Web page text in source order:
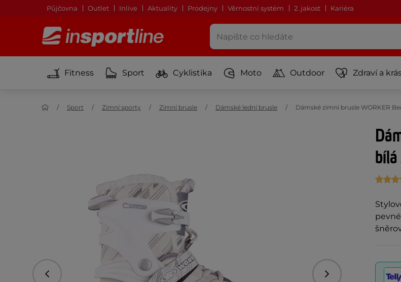
Půjčovna Outlet Inlive Aktuality Prodejny Věrnostní systém 2. jakost Kariéra
Fitness Sport Cyklistika Moto Outdoor Zdraví a
Sport Zimní sporty Zimní brusle Dámské lední brusle Dámské zimní brusle WORKER
bílá
Předchozí Následující